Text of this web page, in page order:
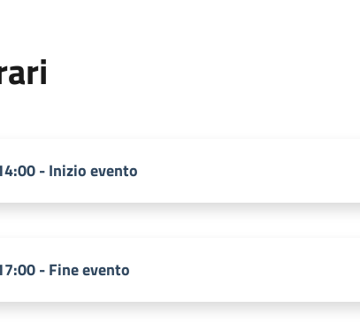
- Inizio evento
- Fine evento